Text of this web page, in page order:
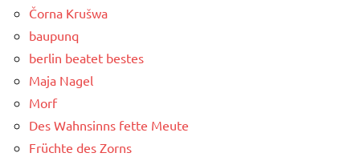
Čorna Krušwa
baupunq
berlin beatet bestes
Maja Nagel
Morf
Des Wahnsinns fette Meute
Früchte des Zorns